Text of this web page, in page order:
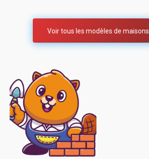
Voir tous les modèles de maisons